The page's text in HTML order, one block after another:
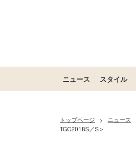
ニュース スタイル
トップページ > ニュース
TGC2018S／S＞